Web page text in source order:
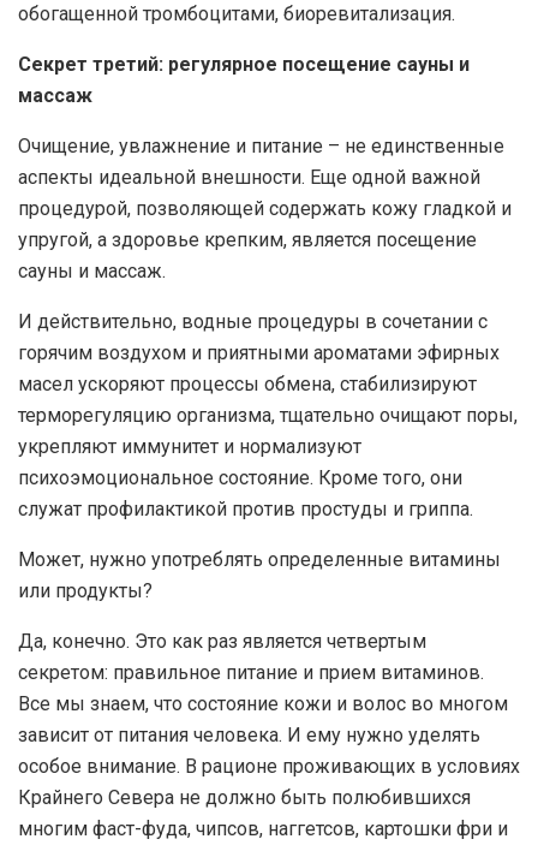
обогащенной тромбоцитами, биоревитализация.
Секрет третий: регулярное посещение сауны и
массаж
Очищение, увлажнение и питание – не единственные
аспекты идеальной внешности. Еще одной важной
процедурой, позволяющей содержать кожу гладкой и
упругой, а здоровье крепким, является посещение
сауны и массаж.
И действительно, водные процедуры в сочетании с
горячим воздухом и приятными ароматами эфирных
масел ускоряют процессы обмена, стабилизируют
терморегуляцию организма, тщательно очищают поры,
укрепляют иммунитет и нормализуют
психоэмоциональное состояние. Кроме того, они
служат профилактикой против простуды и гриппа.
Может, нужно употреблять определенные витамины
или продукты?
Да, конечно. Это как раз является четвертым
секретом: правильное питание и прием витаминов.
Все мы знаем, что состояние кожи и волос во многом
зависит от питания человека. И ему нужно уделять
особое внимание. В рационе проживающих в условиях
Крайнего Севера не должно быть полюбившихся
многим фаст-фуда, чипсов, наггетсов, картошки фри и